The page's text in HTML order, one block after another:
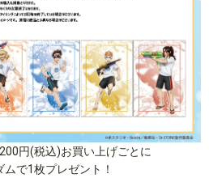
円(税込)お買い上げごとに
で1枚プレゼント！